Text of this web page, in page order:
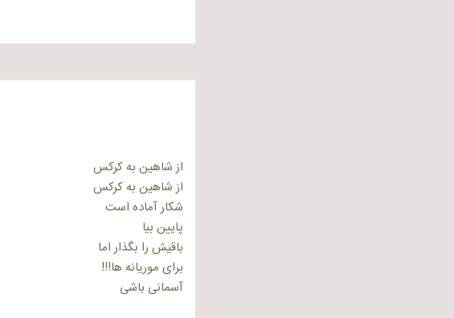
از شاهین به کرکس
از شاهین به کرکس
شکار آماده است
پایین بیا
باقیش را بگذار اما
برای موریانه ها!!!
آسمانی باشی